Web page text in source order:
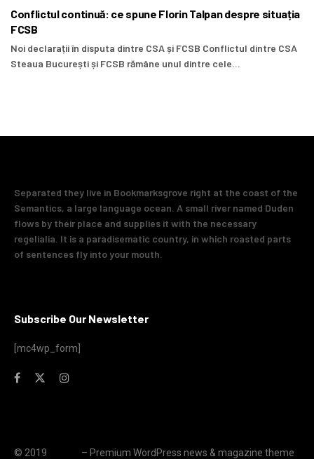
Conflictul continuă: ce spune Florin Talpan despre situația
FCSB
Noi declarații în disputa dintre CSA și FCSB Conflictul dintre CSA
Steaua București și FCSB rămâne unul dintre cele...
Separated they live in Bookmarksgrove right at the coast of the
Semantics, a large language ocean. A small river named Duden
flows by their place and supplies it with the necessary
regelialia. It is a paradisematic country, in which roasted parts
of sentences fly into your mouth.
Subscribe Our Newsletter
[mc4wp_form]
© 2019 – Premium WordPress news & magazine theme